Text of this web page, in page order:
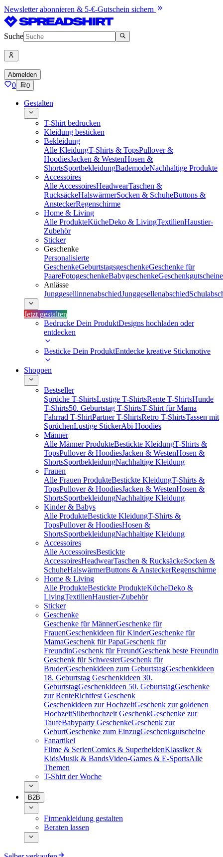
Newsletter abonnieren & 5-€-Gutschein sichern
Suche
Abmelden
0 0
Gestalten
T-Shirt bedrucken
Kleidung besticken
Bekleidung
Alle KleidungT-Shirts & TopsPullover &
HoodiesJacken & WestenHosen &
ShortsSportbekleidungBademodeNachhaltige Produkte
Accessoires
Alle AccessoiresHeadwearTaschen &
RucksäckeHalswärmerSocken & SchuheButtons &
AnsteckerRegenschirme
Home & Living
Alle ProdukteKücheDeko & LivingTextilienHaustier-
Zubehör
Sticker
Geschenke
Personalisierte
GeschenkeGeburtstagsgeschenkeGeschenke für
PaareFotogeschenkeBabygeschenkeGeschenkgutscheine
Anlässe
JunggesellinnenabschiedJunggesellenabschied
Jetzt gestalten
Bedrucke Dein ProduktDesigns hochladen oder
entdecken
Besticke Dein ProduktEntdecke kreative Stickmotive
Shoppen
Bestseller
Sprüche T-ShirtsLustige T-ShirtsRente T-ShirtsHunde
T-Shirts50. Geburtstag T-ShirtsT-Shirt für Mama
Fahrrad T-ShirtPartner T-ShirtsRetro T-ShirtsTassen mit
SprüchenLustige StickerAbi Hoodies
Männer
Alle Männer ProdukteBestickte KleidungT-Shirts &
TopsPullover & HoodiesJacken & WestenHosen &
ShortsSportbekleidungNachhaltige Kleidung
Frauen
Alle Frauen ProdukteBestickte KleidungT-Shirts &
TopsPullover & HoodiesJacken & WestenHosen &
ShortsSportbekleidungNachhaltige Kleidung
Kinder & Babys
Alle ProdukteBestickte KleidungT-Shirts &
TopsPullover & HoodiesHosen &
ShortsSportbekleidungNachhaltige Kleidung
Accessoires
Alle AccessoiresBestickte
AccessoiresHeadwearTaschen & RucksäckeSocken &
SchuheHalswärmerButtons & AnsteckerRegenschirme
Home & Living
Alle ProdukteBestickte ProdukteKücheDeko &
LivingTextilienHaustier-Zubehör
Sticker
Geschenke
Geschenke für MännerGeschenke für
FrauenGeschenkideen für KinderGeschenke für
MamaGeschenk für PapaGeschenk für
FreundinGeschenk für FreundGeschenk beste Freundin
Geschenk für SchwesterGeschenk für
BruderGeschenkideen zum GeburtstagGeschenkideen
18. Geburtstag Geschenkideen 30.
GeburtstagGeschenkideen 50. GeburtstagGeschenke
zur RenteRichtfest Geschenk
Geschenkideen zur HochzeitGeschenk zur goldenen
HochzeitSilberhochzeit GeschenkGeschenke zur
TaufeBabyparty GeschenkeGeschenk zur
GeburtGeschenke zum EinzugGeschenkgutscheine
Fanartikel
Filme & SerienComics & SuperheldenKlassiker &
KidsMusik & BandsVideo-Games & E-SportsAlle
Themen
T-Shirt der Woche
B2B
Firmenkleidung gestalten
Beraten lassen